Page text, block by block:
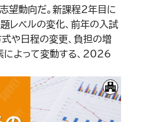
望動向だ。新課程2年目に
題レベルの変化、前年の入試
式や日程の変更、負担の増
によって変動する、2026